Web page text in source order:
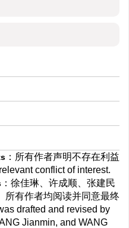
：所有作者声明不存在利益
conflict of interest.
：徐佳琳、许成顺、张建民
所有作者均阅读并同意最终
drafted and revised by
Jianmin, and WANG